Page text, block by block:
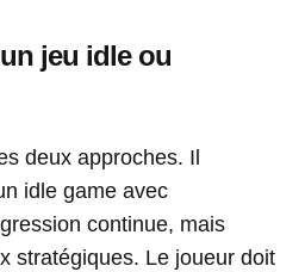
jeu idle ou
deux approches. Il
idle game avec
continue, mais
stratégiques. Le joueur doit